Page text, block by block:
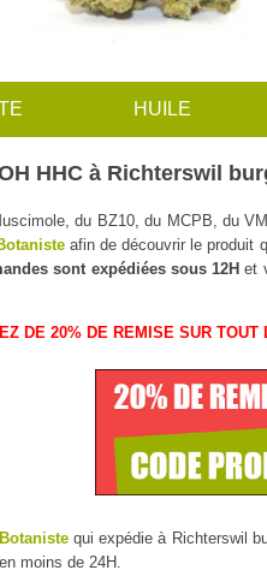
HUILE
HHC à Richterswil
du BZ10, du MCPB, du
afin de découvrir le produit
sont expédiées sous 12H et
DE 20% DE REMISE SUR
qui expédie à Richterswil
moins de 24H.